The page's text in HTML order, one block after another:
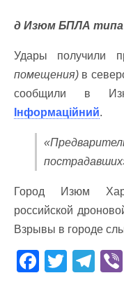
д Изюм БПЛА типа
Удары получили
помещения) в
сообщили в
Інформаційний.
Город Изюм
российской
Взрывы в городе
F T T